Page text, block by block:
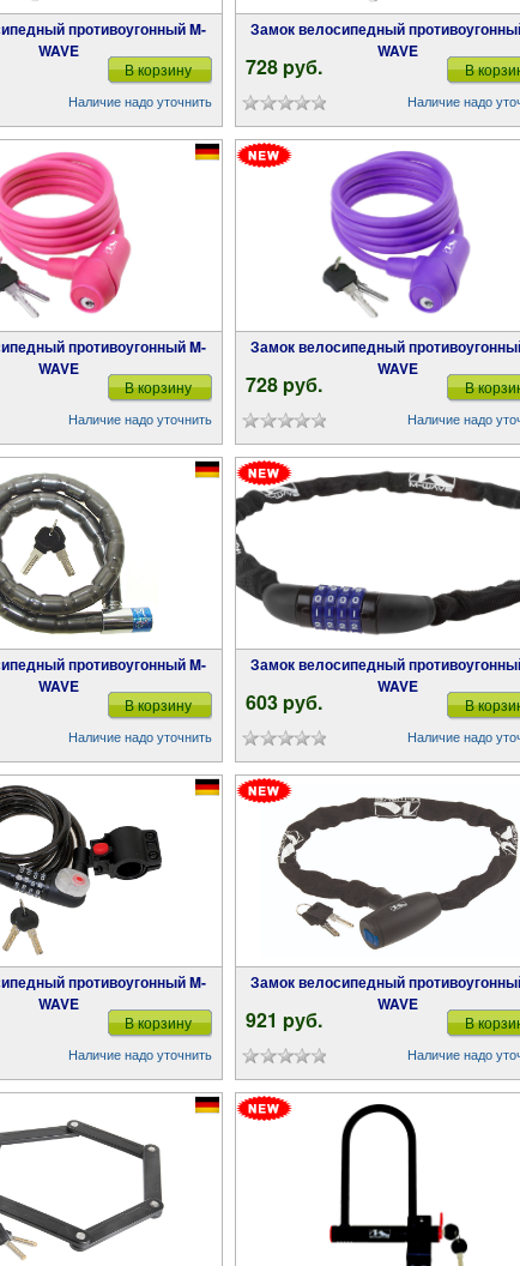
WAVE
В корзину
Наличие надо уточнить
Замок велосипедный противоугонный M-
WAVE
728 pуб. В
Наличие надо
WAVE
В корзину
Наличие надо уточнить
Замок велосипедный противоугонный M-
WAVE
728 pуб. В
Наличие надо
WAVE
В корзину
Наличие надо уточнить
Замок велосипедный противоугонный M-
WAVE
603 pуб. В
Наличие надо
WAVE
В корзину
Наличие надо уточнить
Замок велосипедный противоугонный M-
WAVE
921 pуб. В
Наличие надо